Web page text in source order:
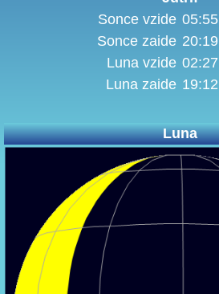
Sonce vzide 05:55
Sonce zaide 20:19
Luna vzide 02:27
Luna zaide 19:12
Luna